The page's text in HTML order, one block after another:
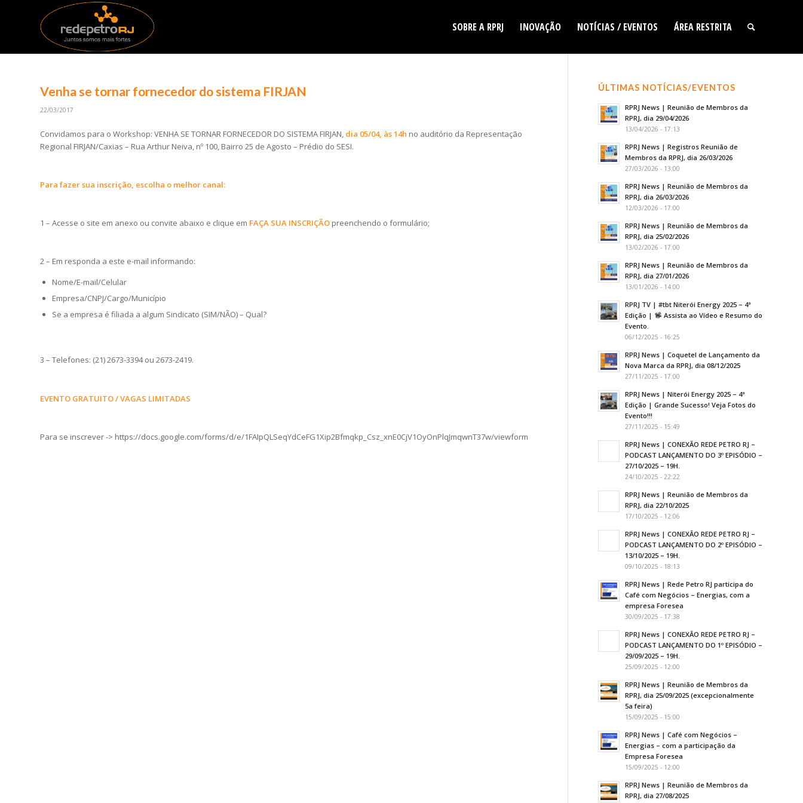
SOBRE A RPRJ INOVAÇÃO NOTÍCIAS / EVENTOS ÁREA RESTRITA
Venha se tornar fornecedor do sistema FIRJAN
22/03/2017
Convidamos para o Workshop: VENHA SE TORNAR FORNECEDOR DO SISTEMA FIRJAN, dia 05/04, às 14h no auditório da Representação
Regional FIRJAN/Caxias – Rua Arthur Neiva, nº 100, Bairro 25 de Agosto – Prédio do SESI.
Para fazer sua inscrição, escolha o melhor canal:
1 – Acesse o site em anexo ou convite abaixo e clique em FAÇA SUA INSCRIÇÃO preenchendo o formulário;
2 – Em responda a este e-mail informando:
Nome/E-mail/Celular
Empresa/CNPJ/Cargo/Município
Se a empresa é filiada a algum Sindicato (SIM/NÃO) – Qual?
3 – Telefones: (21) 2673-3394 ou 2673-2419.
EVENTO GRATUITO / VAGAS LIMITADAS
Para se inscrever -> https://docs.google.com/forms/d/e/1FAIpQLSeqYdCeFG1Xip2Bfmqkp_Csz_xnE0CjV1OyOnPlqJmqwnT37w/viewform
ÚLTIMAS NOTÍCIAS/EVENTOS
RPRJ News | Reunião de Membros da
RPRJ, dia 29/04/2026
13/04/2026 - 17:13
RPRJ News | Registros Reunião de
Membros da RPRJ, dia 26/03/2026
27/03/2026 - 13:00
RPRJ News | Reunião de Membros da
RPRJ, dia 26/03/2026
12/03/2026 - 17:00
RPRJ News | Reunião de Membros da
RPRJ, dia 25/02/2026
13/02/2026 - 17:00
RPRJ News | Reunião de Membros da
RPRJ, dia 27/01/2026
13/01/2026 - 14:00
RPRJ TV | #tbt Niterói Energy 2025 – 4ª
Edição |
Assista ao Vídeo e Resumo do
Evento.
06/12/2025 - 16:25
RPRJ News | Coquetel de Lançamento da
Nova Marca da RPRJ, dia 08/12/2025
27/11/2025 - 17:00
RPRJ News | Niterói Energy 2025 – 4ª
Edição | Grande Sucesso! Veja Fotos do
Evento!!!
27/11/2025 - 15:49
RPRJ News | CONEXÃO REDE PETRO RJ –
PODCAST LANÇAMENTO DO 3º EPISÓDIO –
27/10/2025 – 19H.
24/10/2025 - 22:22
RPRJ News | Reunião de Membros da
RPRJ, dia 22/10/2025
17/10/2025 - 12:06
RPRJ News | CONEXÃO REDE PETRO RJ –
PODCAST LANÇAMENTO DO 2º EPISÓDIO –
13/10/2025 – 19H.
09/10/2025 - 18:13
RPRJ News | Rede Petro RJ participa do
Café com Negócios – Energias, com a
empresa Foresea
30/09/2025 - 17:38
RPRJ News | CONEXÃO REDE PETRO RJ –
PODCAST LANÇAMENTO DO 1º EPISÓDIO –
29/09/2025 – 19H.
25/09/2025 - 12:00
RPRJ News | Reunião de Membros da
RPRJ, dia 25/09/2025 (excepcionalmente
5a feira)
15/09/2025 - 15:00
RPRJ News | Café com Negócios –
Energias – com a participação da
Empresa Foresea
15/09/2025 - 12:00
RPRJ News | Reunião de Membros da
RPRJ, dia 27/08/2025